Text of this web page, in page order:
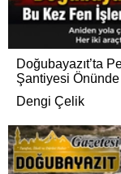
Doğubayazıt’ta
Şantiyesi Önünde
Dengi Çelik